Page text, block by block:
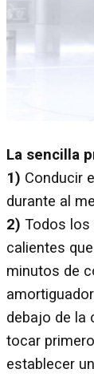
La sencilla
1) Conducir
durante al
2) Todos los
calientes
minutos de
debajo de la
tocar
establecer